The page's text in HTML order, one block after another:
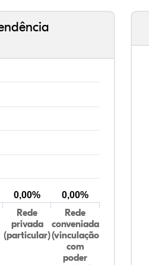
Rede
privada
(particular)
Rede
conveniada
(vinculação
com
poder
0,00% 0,00%